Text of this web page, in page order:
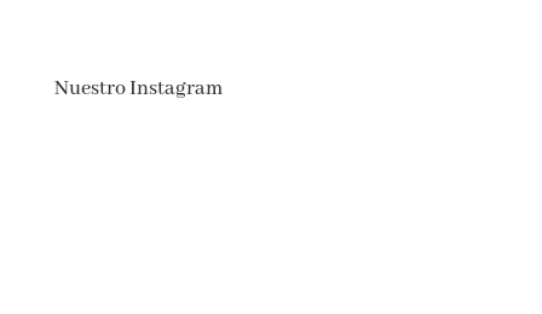
Nuestro Instagram